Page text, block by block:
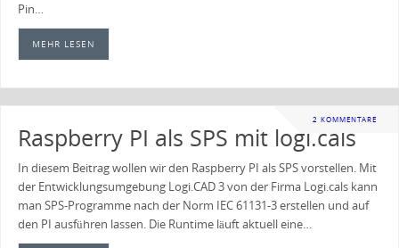
Pin…
MEHR LESEN
2 KOMMENTARE
Raspberry PI als SPS mit logi.cals
In diesem Beitrag wollen wir den Raspberry PI als SPS vorstellen. Mit
der Entwicklungsumgebung Logi.CAD 3 von der Firma Logi.cals kann
man SPS-Programme nach der Norm IEC 61131-3 erstellen und auf
den PI ausführen lassen. Die Runtime läuft aktuell eine…